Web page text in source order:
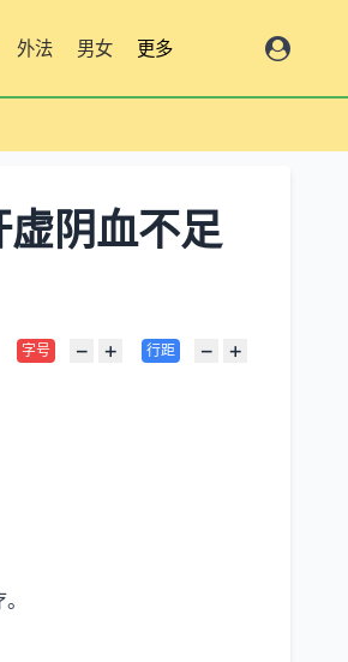
外法 男女 更多
阴血不足
字号 − + 行距 − +